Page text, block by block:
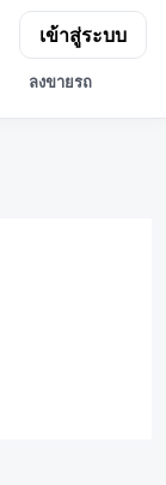
ลงขายรถ
เข้าสู่ระบบ